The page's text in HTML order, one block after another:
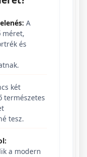
A
méret,
és
két
természetes
tesz.
a modern